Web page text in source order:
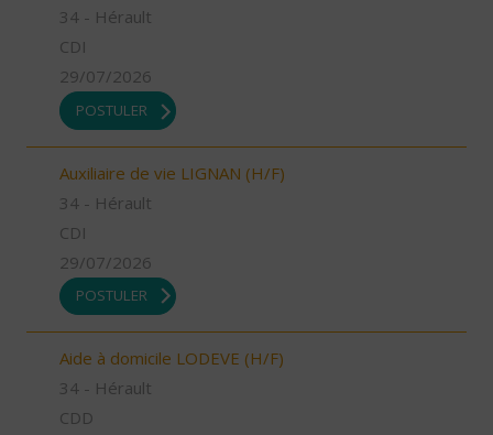
34 - Hérault
CDI
29/07/2026
POSTULER
Auxiliaire de vie LIGNAN (H/F)
34 - Hérault
CDI
29/07/2026
POSTULER
Aide à domicile LODEVE (H/F)
34 - Hérault
CDD